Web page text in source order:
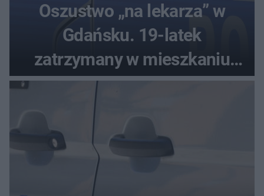
Oszustwo „na lekarza” w
Gdańsku. 19-latek
zatrzymany w mieszkaniu
seniora